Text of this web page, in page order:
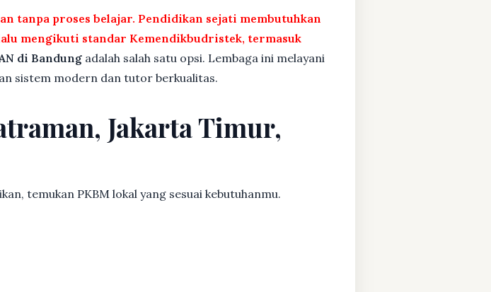
tanpa proses belajar. Pendidikan sejati membutuhkan
mengikuti standar Kemendikbudristek, termasuk
di Bandung adalah salah satu opsi. Lembaga ini melayani
sistem modern dan tutor berkualitas.
Jakarta Timur,
temukan PKBM lokal yang sesuai kebutuhanmu.